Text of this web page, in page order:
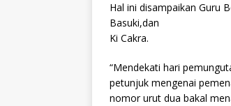
Hal ini disampaikan Guru
Basuki,dan
Ki Cakra.
“Mendekati hari
petunjuk mengenai
nomor urut dua bakal